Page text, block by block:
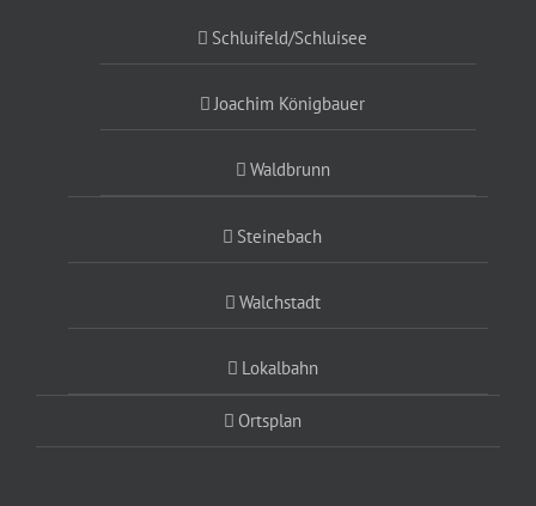
Schluifeld/Schluisee
Joachim Königbauer
Waldbrunn
Steinebach
Walchstadt
Lokalbahn
Ortsplan